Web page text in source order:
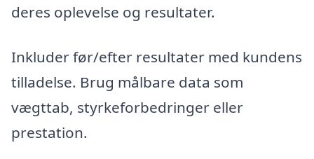
deres oplevelse og resultater.
Inkluder før/efter resultater med kundens
tilladelse. Brug målbare data som
vægttab, styrkeforbedringer eller
prestation.